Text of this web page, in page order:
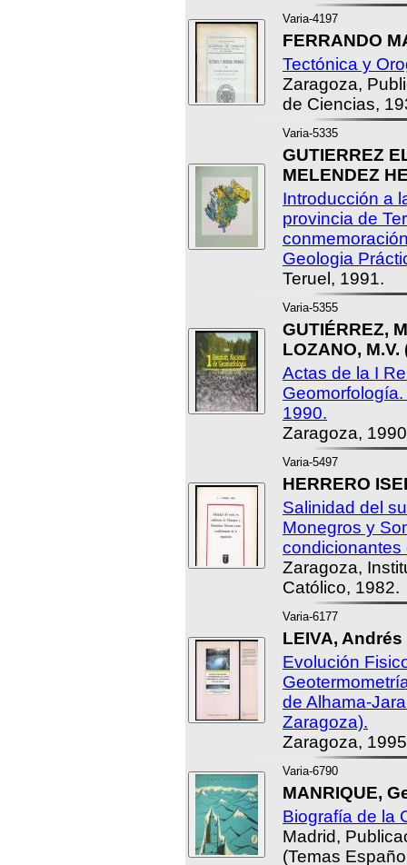
Varia-4197
FERRANDO
Tectónica y
Zaragoza,
de Ciencias,
Varia-5335
GUTIERREZ
MELENDEZ
Introducción a
provincia de
Geologia
Teruel, 1991.
Varia-5355
GUTIÉRREZ,
LOZANO,
Actas de la I
1990.
Zaragoza,
Varia-5497
HERRERO
Salinidad del
Monegros y
condicionantes
Zaragoza,
Católico, 1982.
Varia-6177
LEIVA,
Evolución
de Alhama-
Zaragoza).
Zaragoza,
Varia-6790
MANRIQUE,
Biografía de la
Madrid,
(Temas